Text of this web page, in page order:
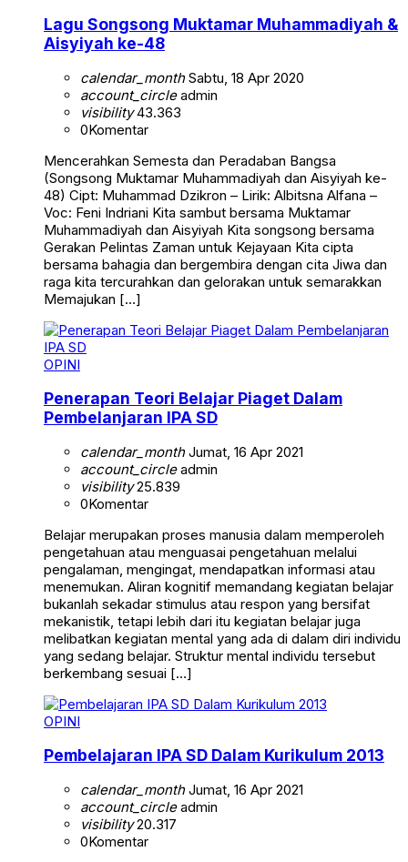
Lagu Songsong Muktamar Muhammadiyah &
Aisyiyah ke-48
calendar_monthSabtu, 18 Apr 2020
account_circleadmin
visibility43.363
0Komentar
Mencerahkan Semesta dan Peradaban Bangsa
(Songsong Muktamar Muhammadiyah dan Aisyiyah ke-
48) Cipt: Muhammad Dzikron – Lirik: Albitsna Alfana –
Voc: Feni Indriani Kita sambut bersama Muktamar
Muhammadiyah dan Aisyiyah Kita songsong bersama
Gerakan Pelintas Zaman untuk Kejayaan Kita cipta
bersama bahagia dan bergembira dengan cita Jiwa dan
raga kita tercurahkan dan gelorakan untuk semarakkan
Memajukan […]
OPINI
Penerapan Teori Belajar Piaget Dalam
Pembelanjaran IPA SD
calendar_monthJumat, 16 Apr 2021
account_circleadmin
visibility25.839
0Komentar
Belajar merupakan proses manusia dalam memperoleh
pengetahuan atau menguasai pengetahuan melalui
pengalaman, mengingat, mendapatkan informasi atau
menemukan. Aliran kognitif memandang kegiatan belajar
bukanlah sekadar stimulus atau respon yang bersifat
mekanistik, tetapi lebih dari itu kegiatan belajar juga
melibatkan kegiatan mental yang ada di dalam diri individu
yang sedang belajar. Struktur mental individu tersebut
berkembang sesuai […]
OPINI
Pembelajaran IPA SD Dalam Kurikulum 2013
calendar_monthJumat, 16 Apr 2021
account_circleadmin
visibility20.317
0Komentar